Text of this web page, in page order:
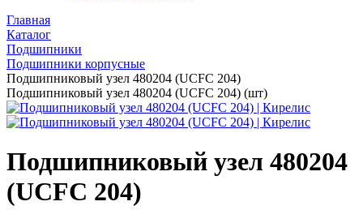
Главная
Каталог
Подшипники
Подшипники корпусные
Подшипниковый узел 480204 (UCFC 204)
Подшипниковый узел 480204 (UCFC 204) (шт)
Подшипниковый узел 480204
(UCFC 204)